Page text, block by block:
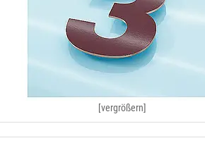
[vergrößern]